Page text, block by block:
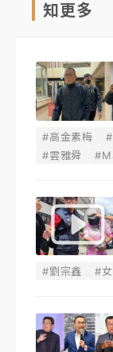
知更多
#高金素梅
#雲雅舜
#劉宗鑫 #